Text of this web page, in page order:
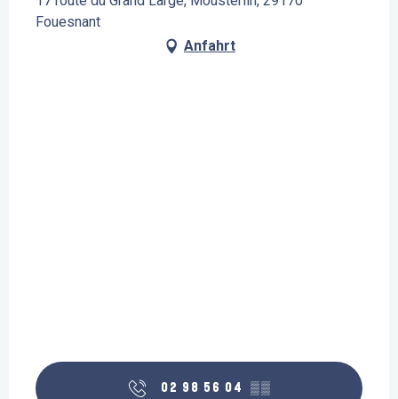
Fouesnant
Anfahrt
02 98 56 04 ▒▒